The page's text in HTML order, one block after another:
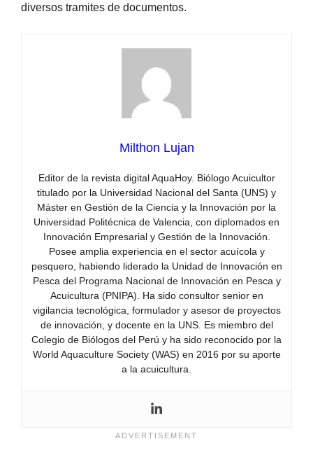
diversos tramites de documentos.
Milthon Lujan
Editor de la revista digital AquaHoy. Biólogo Acuicultor
titulado por la Universidad Nacional del Santa (UNS) y
Máster en Gestión de la Ciencia y la Innovación por la
Universidad Politécnica de Valencia, con diplomados en
Innovación Empresarial y Gestión de la Innovación.
Posee amplia experiencia en el sector acuícola y
pesquero, habiendo liderado la Unidad de Innovación en
Pesca del Programa Nacional de Innovación en Pesca y
Acuicultura (PNIPA). Ha sido consultor senior en
vigilancia tecnológica, formulador y asesor de proyectos
de innovación, y docente en la UNS. Es miembro del
Colegio de Biólogos del Perú y ha sido reconocido por la
World Aquaculture Society (WAS) en 2016 por su aporte
a la acuicultura.